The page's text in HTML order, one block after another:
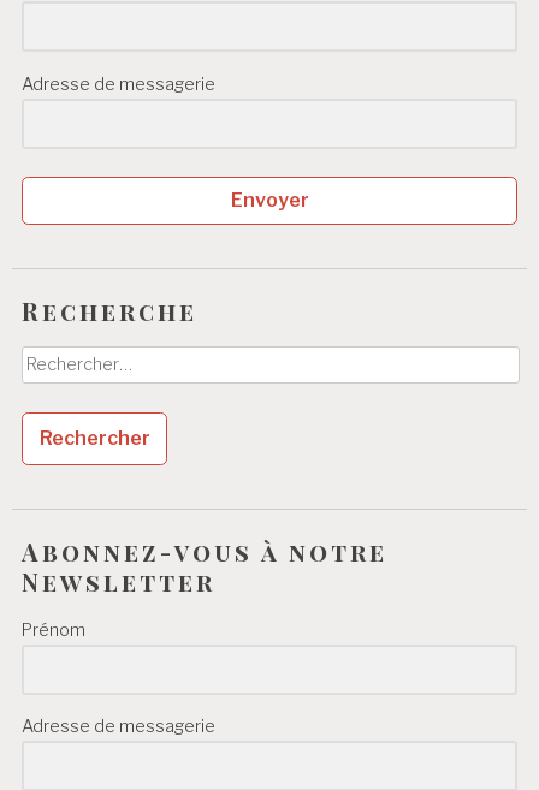
Adresse de messagerie
Envoyer
Recherche
Rechercher :
Abonnez-vous à notre
Newsletter
Prénom
Adresse de messagerie